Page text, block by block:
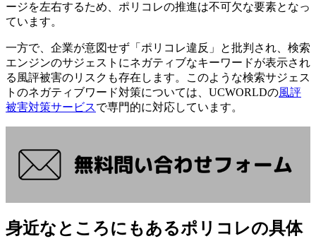
ージを左右するため、ポリコレの推進は不可欠な要素となっ
ています。
一方で、企業が意図せず「ポリコレ違反」と批判され、検索
エンジンのサジェストにネガティブなキーワードが表示され
る風評被害のリスクも存在します。このような検索サジェス
トのネガティブワード対策については、UCWORLDの風評
被害対策サービスで専門的に対応しています。
身近なところにもあるポリコレの具体